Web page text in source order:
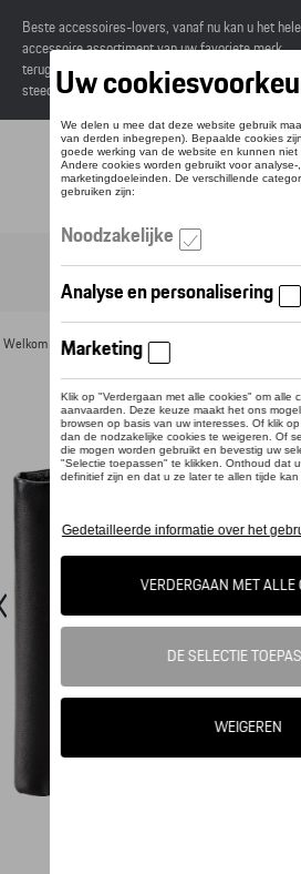
Beste accessoires-lovers, vanaf nu kan u het hele
accessoire assortiment van uw favoriete merk
terugvinden in de online catalogus. Deze kunnen
steeds besteld worden via uw dealer.
Toggle
Welkom >Voor u >Leer >Portemonnees